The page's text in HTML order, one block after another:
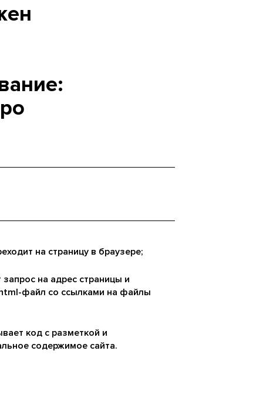
на страницу в браузере;
на адрес страницы и
файл со ссылками на файлы
код с разметкой и
содержимое сайта.